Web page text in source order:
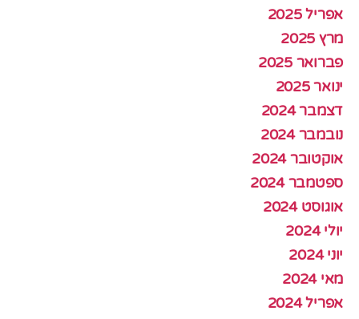
אפריל 2025
מרץ 2025
פברואר 2025
ינואר 2025
דצמבר 2024
נובמבר 2024
אוקטובר 2024
ספטמבר 2024
אוגוסט 2024
יולי 2024
יוני 2024
מאי 2024
אפריל 2024